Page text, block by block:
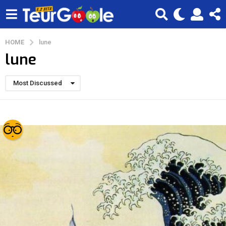
HOME lune
lune
Most Discussed